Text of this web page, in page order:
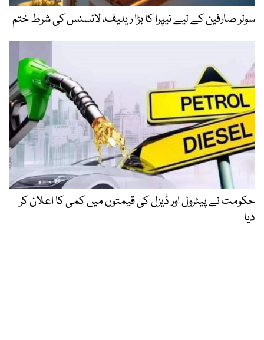
سولر صارفین کے لیے نیپرا کا بڑا ریلیف، لائسنس کی شرط ختم
حکومت نے پیٹرول اور ڈیزل کی قیمتوں میں کمی کا اعلان کر
دیا